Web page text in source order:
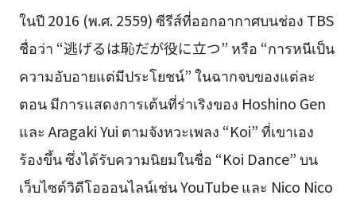
ในปี 2016 (พ.ศ. 2559) ซีรีส์ที่ออกอากาศบนช่อง TBS
ชื่อว่า “逃げるは恥だが役に立つ” หรือ “การหนีเป็น
ความอับอายแต่มีประโยชน์” ในฉากจบของแต่ละ
ตอน มีการแสดงการเต้นที่ร่าเริงของ Hoshino Gen
และ Aragaki Yui ตามจังหวะเพลง “Koi” ที่เขาเอง
ร้องขึ้น ซึ่งได้รับความนิยมในชื่อ “Koi Dance” บน
เว็บไซต์วิดีโอออนไลน์เช่น YouTube และ Nico Nico